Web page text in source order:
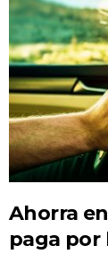
Ahorra
paga